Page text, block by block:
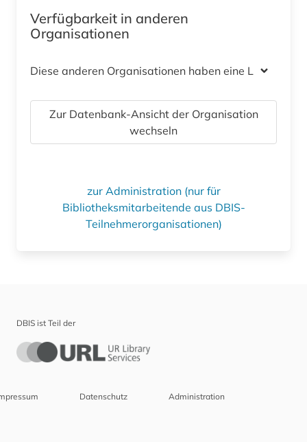
Verfügbarkeit in anderen
Organisationen
Diese anderen Organisationen haben eine Lizenz
Zur Datenbank-Ansicht der Organisation
wechseln
zur Administration (nur für
Bibliotheksmitarbeitende aus DBIS-
Teilnehmerorganisationen)
DBIS ist Teil der
Datenschutz Administration